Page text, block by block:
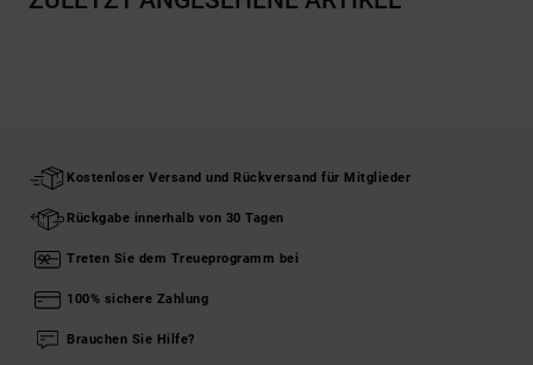
Kostenloser Versand und Rückversand für Mitglieder
Rückgabe innerhalb von 30 Tagen
Treten Sie dem Treueprogramm bei
100% sichere Zahlung
Brauchen Sie Hilfe?